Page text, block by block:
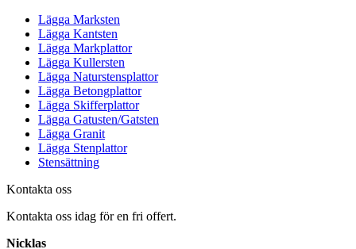
Lägga Marksten
Lägga Kantsten
Lägga Markplattor
Lägga Kullersten
Lägga Naturstensplattor
Lägga Betongplattor
Lägga Skifferplattor
Lägga Gatusten/Gatsten
Lägga Granit
Lägga Stenplattor
Stensättning
Kontakta oss
Kontakta oss idag för en fri offert.
Nicklas